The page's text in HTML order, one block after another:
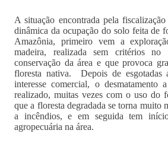
A situação encontrada pela
dinâmica da ocupação do solo feita de
Amazônia, primeiro vem a
madeira, realizada sem critérios no
conservação da área e que provoca
floresta nativa. Depois de esgotadas
interesse comercial, o desmatamento
realizado, muitas vezes com o uso do
que a floresta degradada se torna muito
a incêndios, e em seguida tem
agropecuária na área.